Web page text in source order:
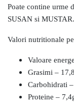
Poate contine urme
SUSAN si MUSTAR.
Valori nutritionale
Valoare
Grasimi –
Carbohidrati
Proteine –